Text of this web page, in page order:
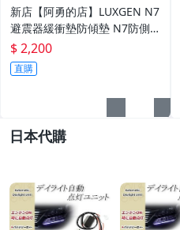
其它
新店【阿勇的店】LUXGEN N7
避震器緩衝墊防傾墊 N7防側
傾 n7緩衝墊 前面2個型號:AA
後面2個型號F
$ 2,200
直購
日本代購